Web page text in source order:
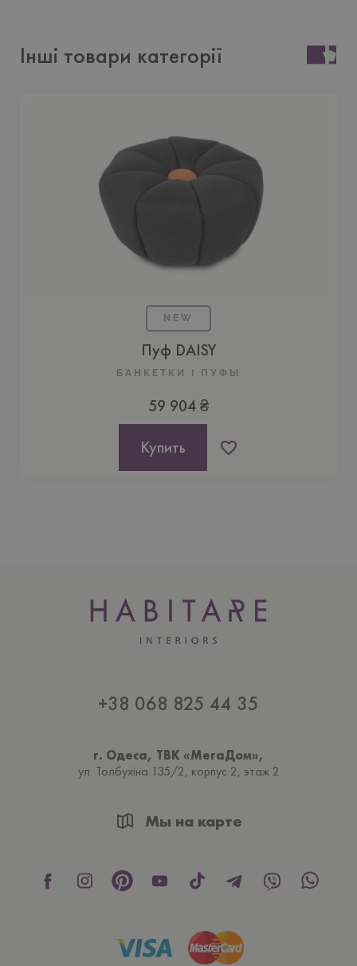
Інші товари категорії
NEW
Пуф DAISY
БАНКЕТКИ I ПУФЫ
59 904 ₴
Купить
+38 068 825 44 35
г. Одеса, ТВК «МегаДом»,
ул. Толбухiна 135/2, корпус 2, этаж 2
Мы на карте